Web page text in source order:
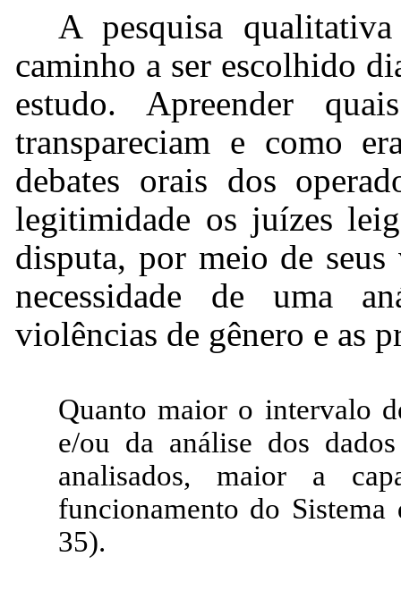
A pesquisa
caminho a ser escolhido
estudo. Apreender
transpareciam e como
debates orais dos
legitimidade os juízes
disputa, por meio de
necessidade de uma
violências de gênero e as
Quanto maior o intervalo
e/ou da análise dos
analisados, maior a
funcionamento do
35).